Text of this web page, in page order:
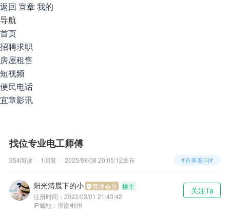
返回 宜章我的
导航
首页
招聘求职
房屋租售
短视频
便民电话
宜章影讯
找位专业电工师傅
#有事要问#
354阅读 1回复 2025/08/08 20:05:12发布
关注Ta
阳光清晨下的小 普通会员
楼主
注册时间： 2022/03/01 21:43:42
IP属地：湖南郴州